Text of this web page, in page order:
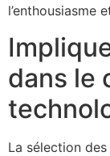
l’enthousiasme
dans le
La sélection